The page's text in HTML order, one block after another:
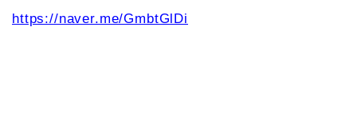
https://naver.me/GmbtGlDi